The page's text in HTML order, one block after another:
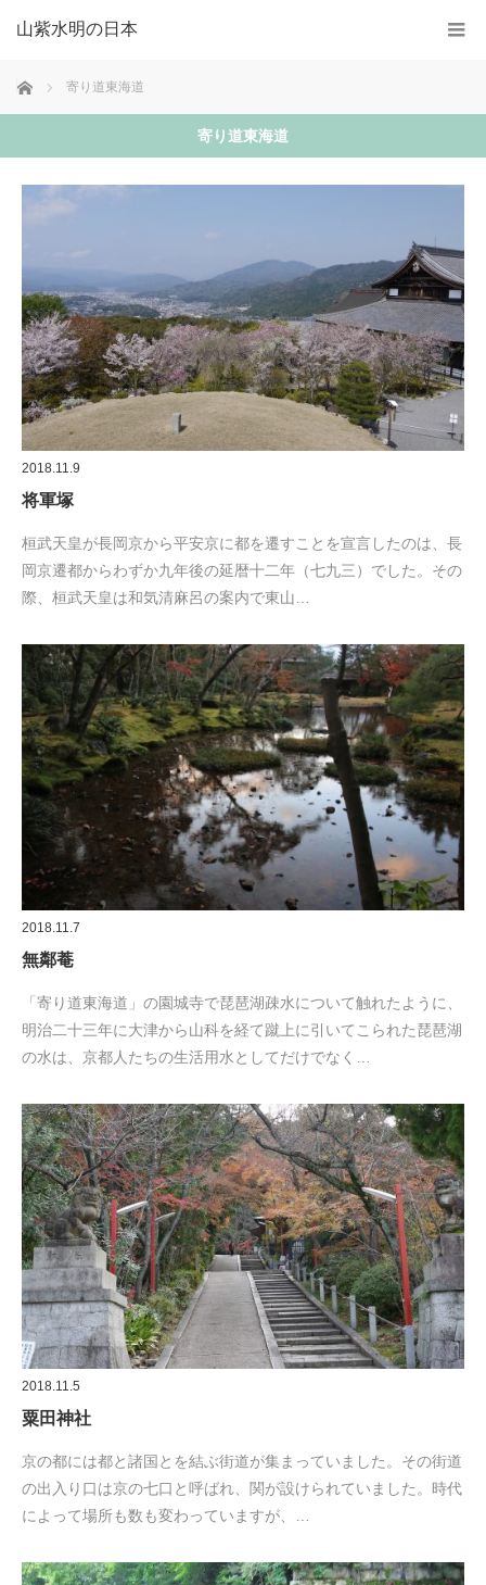
山紫水明の日本
ホーム 寄り道東海道
寄り道東海道
2018.11.9
将軍塚
桓武天皇が長岡京から平安京に都を遷すことを宣言したのは、長
岡京遷都からわずか九年後の延暦十二年（七九三）でした。その
際、桓武天皇は和気清麻呂の案内で東山…
2018.11.7
無鄰菴
「寄り道東海道」の園城寺で琵琶湖疎水について触れたように、
明治二十三年に大津から山科を経て蹴上に引いてこられた琵琶湖
の水は、京都人たちの生活用水としてだけでなく…
2018.11.5
粟田神社
京の都には都と諸国とを結ぶ街道が集まっていました。その街道
の出入り口は京の七口と呼ばれ、関が設けられていました。時代
によって場所も数も変わっていますが、…